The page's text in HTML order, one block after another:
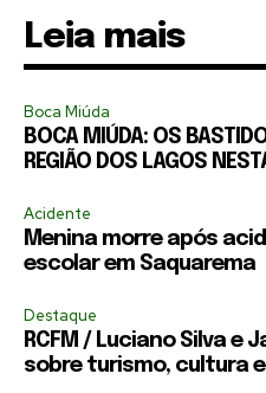
Leia mais
Boca Miúda
BOCA MIÚDA: OS
REGIÃO DOS LAGOS
Acidente
Menina morre após
escolar em Saquarema
Destaque
RCFM / Luciano Silva e
sobre turismo, cultura